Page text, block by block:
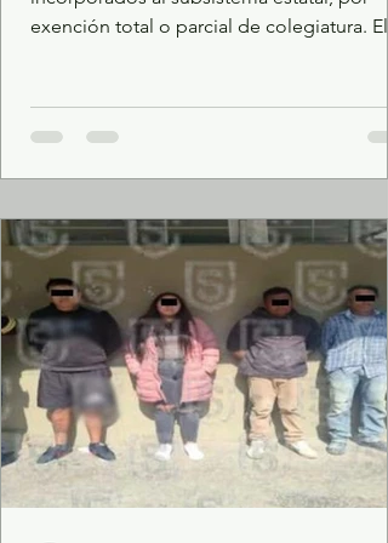
exención total o parcial de colegiatura. El
nivel educativo y la letra inicial de la CURP
de las y los aspirantes. El Gobierno del
la Secretaría de Educación, Ciencia,
Tecnología e Innovación (SECTI), emitió la
convocatoria del Progra